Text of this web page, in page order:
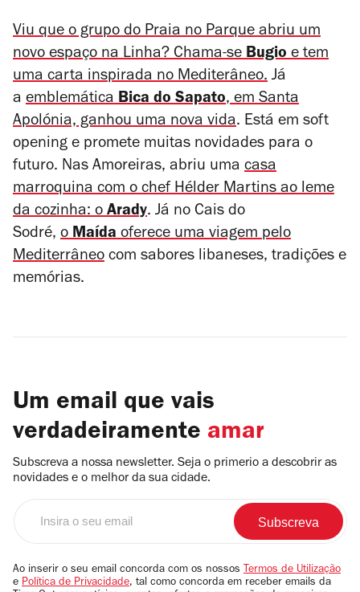
Viu que o grupo do Praia no Parque abriu um
novo espaço na Linha? Chama-seBugioe tem
uma carta inspirada no Mediterâneo. Já
a emblemática Bica do Sapato, em Santa
Apolónia, ganhou uma nova vida. Está em soft
opening e promete muitas novidades para o
futuro. Nas Amoreiras, abriu uma casa
marroquina com o chef Hélder Martins ao leme
da cozinha: oArady. Já no Cais do
Sodré, oMaída oferece uma viagem pelo
Mediterrâneo com sabores libaneses, tradições e
memórias.
Um email que vais
verdadeiramente amar
Subscreva a nossa newsletter. Seja o primerio a descobrir as
novidades e o melhor da sua cidade.
email
Ao inserir o seu email concorda com os nossos Termos de Utilização
e Política de Privacidade, tal como concorda em receber emails da